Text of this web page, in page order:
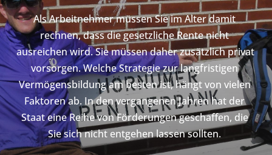
Als Arbeitnehmer müssen Sie im Alter damit
rechnen, dass die gesetzliche Rente nicht
ausreichen wird. Sie müssen daher zusätzlich privat
vorsorgen. Welche Strategie zur langfristigen
Vermögensbildung am besten ist, hängt von vielen
Faktoren ab. In den vergangenen Jahren hat der
Staat eine Reihe von Förderungen geschaffen, die
Sie sich nicht entgehen lassen sollten.